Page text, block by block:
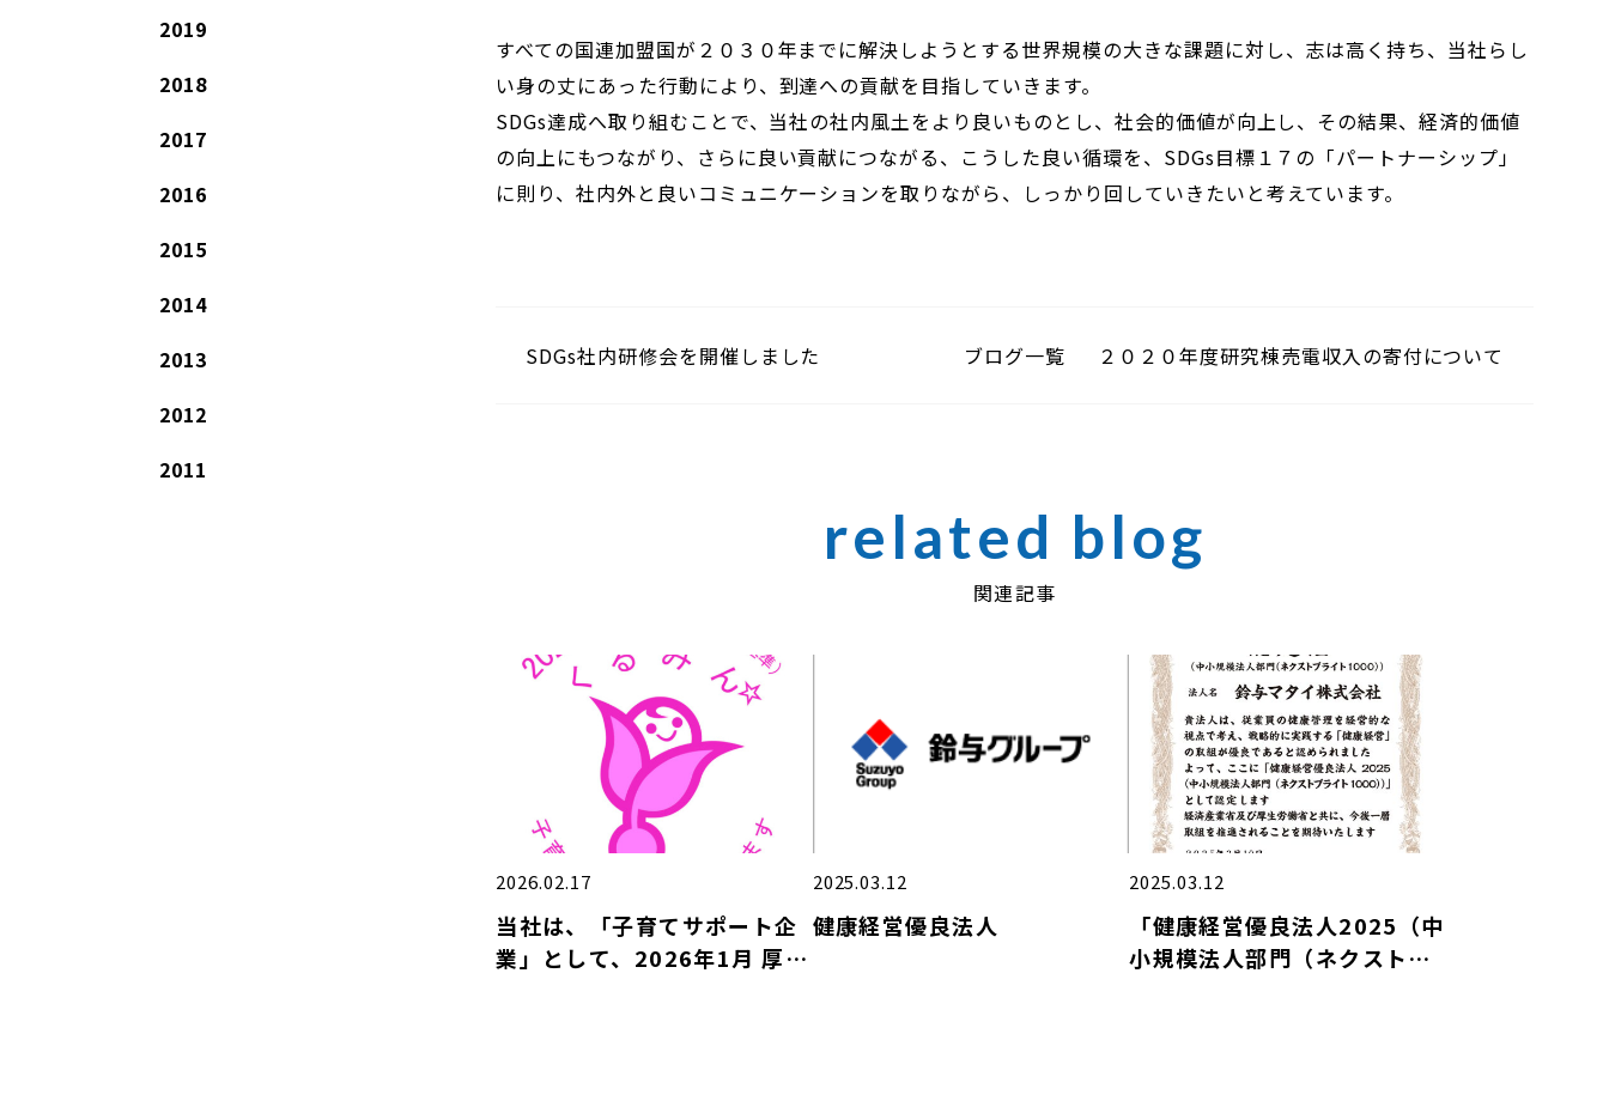
すべての国連加盟国が２０３０年までに解決しようとする世界規模の大きな課題に対し、志は高く持ち、当社らし
い身の丈にあった行動により、到達への貢献を目指していきます。
SDGs達成へ取り組むことで、当社の社内風土をより良いものとし、社会的価値が向上し、その結果、経済的価値
の向上にもつながり、さらに良い貢献につながる、こうした良い循環を、SDGs目標１７の「パートナーシップ」
に則り、社内外と良いコミュニケーションを取りながら、しっかり回していきたいと考えています。
SDGs社内研修会を開催しました ブログ一覧 ２０２０年度研究棟売電収入の寄付について
関連記事
2026.02.17
当社は、「子育てサポート企
業」として、2026年1月 厚生
2025.03.12
健康経営優良法人
2025.03.12
「健康経営優良法人2025（中
小規模法人部門（ネクストブ
2019
2018
2017
2016
2015
2014
2013
2012
2011